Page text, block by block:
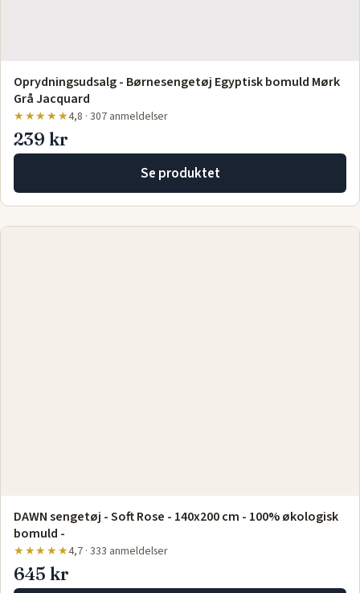
Oprydningsudsalg - Børnesengetøj Egyptisk bomuld Mørk
Grå Jacquard
★★★★★4,8 · 307 anmeldelser
239 kr
Se produktet